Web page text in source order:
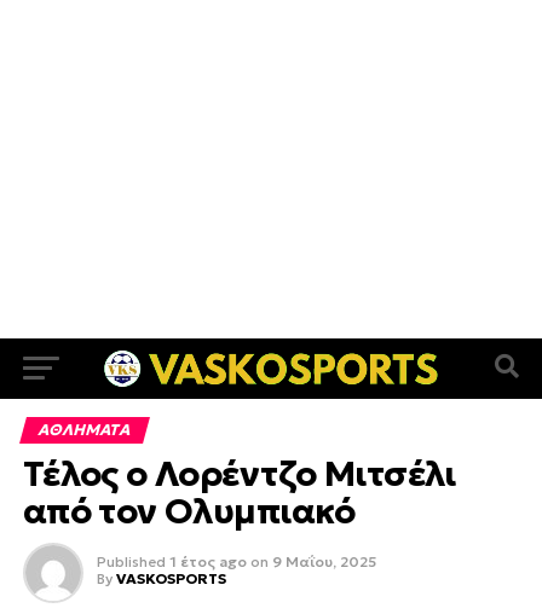
ΑΘΛΗΜΑΤΑ
Τέλος ο Λορέντζο Μιτσέλι
από τον Ολυμπιακό
Published 1 έτος ago on 9 Μαΐου, 2025
By VASKOSPORTS